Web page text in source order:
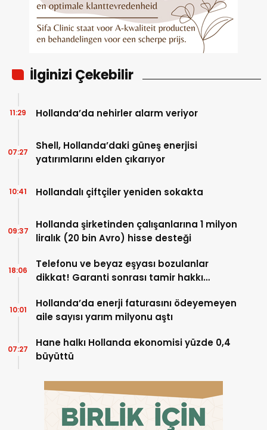
İlginizi Çekebilir
Hollanda’da nehirler alarm veriyor
11:29
Shell, Hollanda’daki güneş enerjisi
yatırımlarını elden çıkarıyor
07:27
Hollandalı çiftçiler yeniden sokakta
10:41
Hollanda şirketinden çalışanlarına 1 milyon
liralık (20 bin Avro) hisse desteği
09:37
Telefonu ve beyaz eşyası bozulanlar
dikkat! Garanti sonrası tamir hakkı
18:06
Hollanda’da enerji faturasını ödeyemeyen
aile sayısı yarım milyonu aştı
10:01
Hane halkı Hollanda ekonomisi yüzde 0,4
büyüttü
07:27